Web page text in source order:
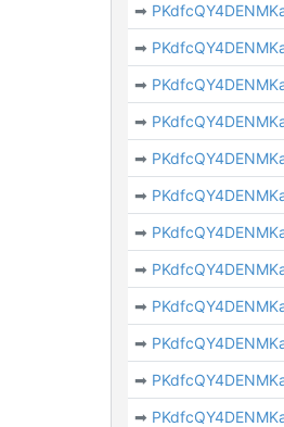
➡
➡
➡
➡
➡
➡
➡
➡
➡
➡
➡
➡